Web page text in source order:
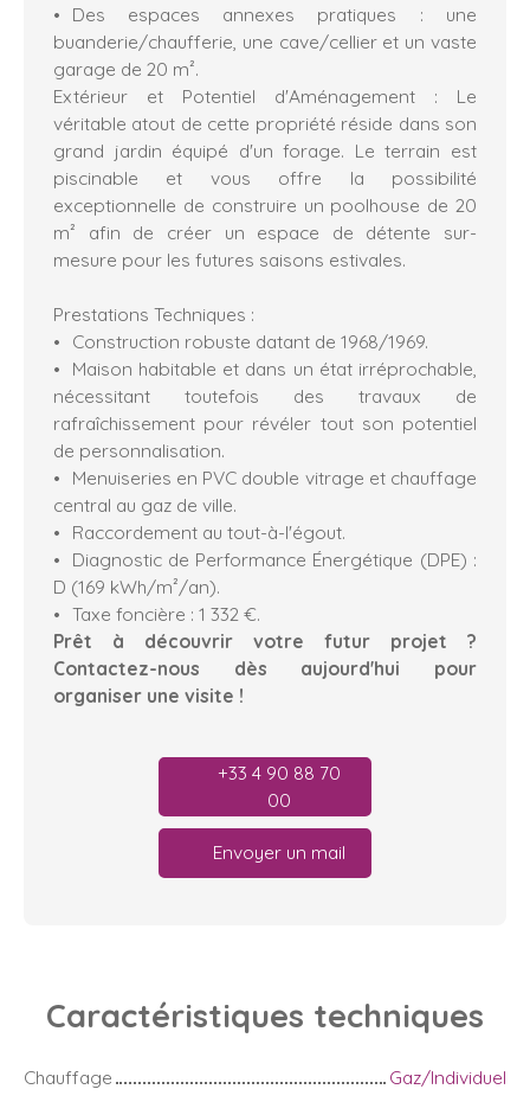
Des espaces annexes pratiques : une
buanderie/chaufferie, une cave/cellier et un vaste
garage de 20 m².
Extérieur et Potentiel d'Aménagement : Le
véritable atout de cette propriété réside dans son
grand jardin équipé d'un forage. Le terrain est
piscinable et vous offre la possibilité
exceptionnelle de construire un poolhouse de 20
m² afin de créer un espace de détente sur-
mesure pour les futures saisons estivales.
Prestations Techniques :
Construction robuste datant de 1968/1969.
Maison habitable et dans un état irréprochable,
nécessitant toutefois des travaux de
rafraîchissement pour révéler tout son potentiel
de personnalisation.
Menuiseries en PVC double vitrage et chauffage
central au gaz de ville.
Raccordement au tout-à-l'égout.
Diagnostic de Performance Énergétique (DPE) :
D (169 kWh/m²/an).
Taxe foncière : 1 332 €.
Prêt à découvrir votre futur projet ?
Contactez-nous dès aujourd'hui pour
organiser une visite !
+33 4 90 88 70
00
Envoyer un mail
Caractéristiques techniques
Chauffage
Gaz/Individuel